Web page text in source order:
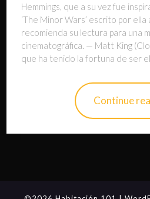
Hemmings, que a su vez fue
‘The Minor Wars’ escrito por
recomienda su lectura para una
cinematográfica. — Matt King
que ha tenido la fortuna de ser
Continue